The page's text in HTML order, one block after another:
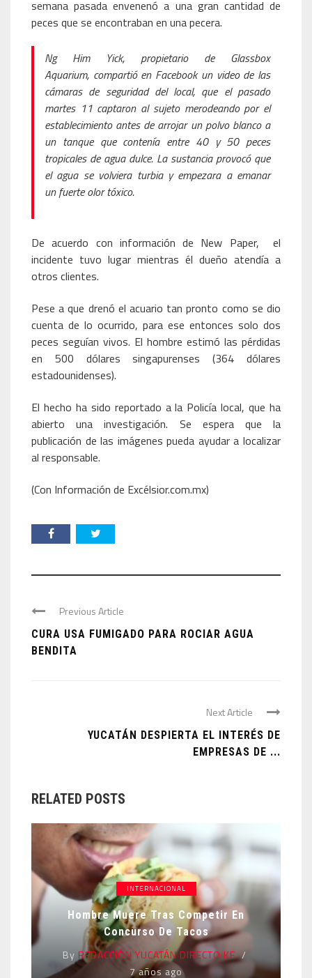
semana pasada envenenó a una gran cantidad de
peces que se encontraban en una pecera.
Ng Him Yick, propietario de Glassbox
Aquarium, compartió en Facebook un video de las
cámaras de seguridad del local, que el pasado
martes 11 captaron al sujeto merodeando por el
establecimiento antes de arrojar un polvo blanco a
un tanque que contenía entre 40 y 50 peces
tropicales de agua dulce. La sustancia provocó que
el agua se volviera turbia y empezara a emanar
un fuerte olor tóxico.
De acuerdo con información de New Paper, el
incidente tuvo lugar mientras él dueño atendía a
otros clientes.
Pese a que drenó el acuario tan pronto como se dio
cuenta de lo ocurrido, para ese entonces solo dos
peces seguían vivos. El hombre estimó las pérdidas
en 500 dólares singapurenses (364 dólares
estadounidenses).
El hecho ha sido reportado a la Policía local, que ha
abierto una investigación. Se espera que la
publicación de las imágenes pueda ayudar a localizar
al responsable.
(Con Información de Excélsior.com.mx)
Previous Article
CURA USA FUMIGADO PARA ROCIAR AGUA
BENDITA
Next Article
YUCATÁN DESPIERTA EL INTERÉS DE
EMPRESAS DE ...
RELATED POSTS
INTERNACIONAL
Hombre Muere Tras Competir En
Concurso De Tacos
By REDACCIÓN YUCATÁN DIRECTO KE
7 años ago